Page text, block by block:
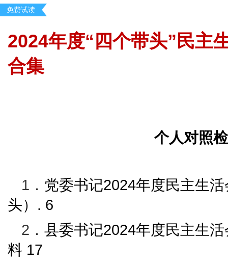
免费试读
2024年度“ 四个带头”民主
合集
个人对照
1． 党委书记2024年度民主生
头） . 6
2． 县委书记2024年度民主生活
料 17